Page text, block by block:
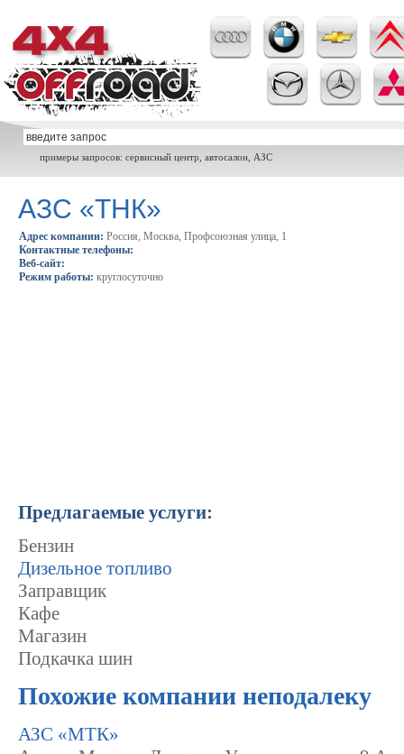
примеры запросов: сервисный центр, автосалон, АЗС
АЗС «ТНК»
Адрес компании: Россия, Москва, Профсоюзная улица, 1
Контактные телефоны:
Веб-сайт:
Режим работы: круглосуточно
Предлагаемые услуги:
Бензин
Дизельное топливо
Заправщик
Кафе
Магазин
Подкачка шин
Похожие компании неподалеку
АЗС «МТК»